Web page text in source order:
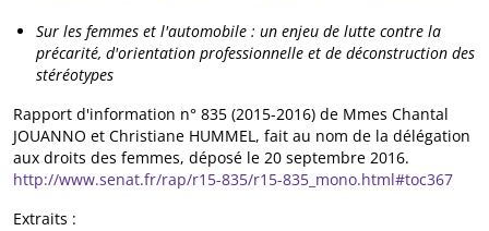
Sur les femmes et l'automobile : un enjeu de lutte contre la
précarité, d'orientation professionnelle et de déconstruction des
stéréotypes
Rapport d'information n° 835 (2015-2016) de Mmes Chantal
JOUANNO et Christiane HUMMEL, fait au nom de la délégation
aux droits des femmes, déposé le 20 septembre 2016.
http://www.senat.fr/rap/r15-835/r15-835_mono.html#toc367
Extraits :